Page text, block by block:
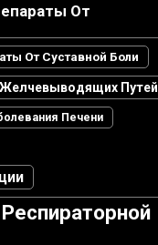
От
От Суставной Боли
Путей
Печени